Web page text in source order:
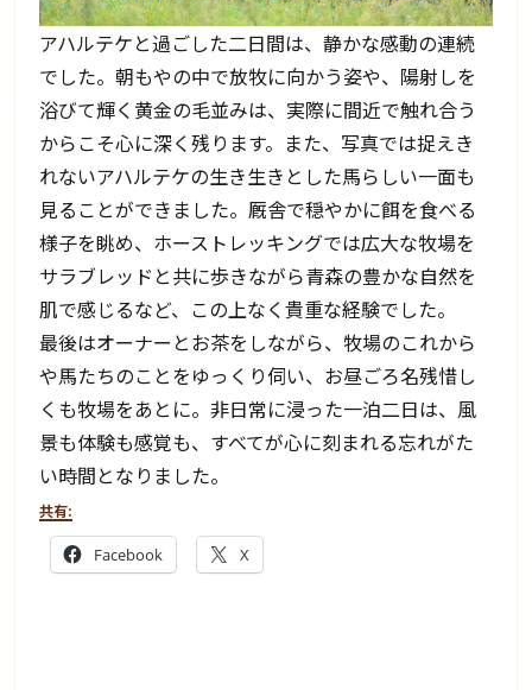
アハルテケと過ごした二日間は、静かな感動の連続
でした。朝もやの中で放牧に向かう姿や、陽射しを
浴びて輝く黄金の毛並みは、実際に間近で触れ合う
からこそ心に深く残ります。また、写真では捉えき
れないアハルテケの生き生きとした馬らしい一面も
見ることができました。厩舎で穏やかに餌を食べる
様子を眺め、ホーストレッキングでは広大な牧場を
サラブレッドと共に歩きながら青森の豊かな自然を
肌で感じるなど、この上なく貴重な経験でした。
最後はオーナーとお茶をしながら、牧場のこれから
や馬たちのことをゆっくり伺い、お昼ごろ名残惜し
くも牧場をあとに。非日常に浸った一泊二日は、風
景も体験も感覚も、すべてが心に刻まれる忘れがた
い時間となりました。
共有:
Facebook X